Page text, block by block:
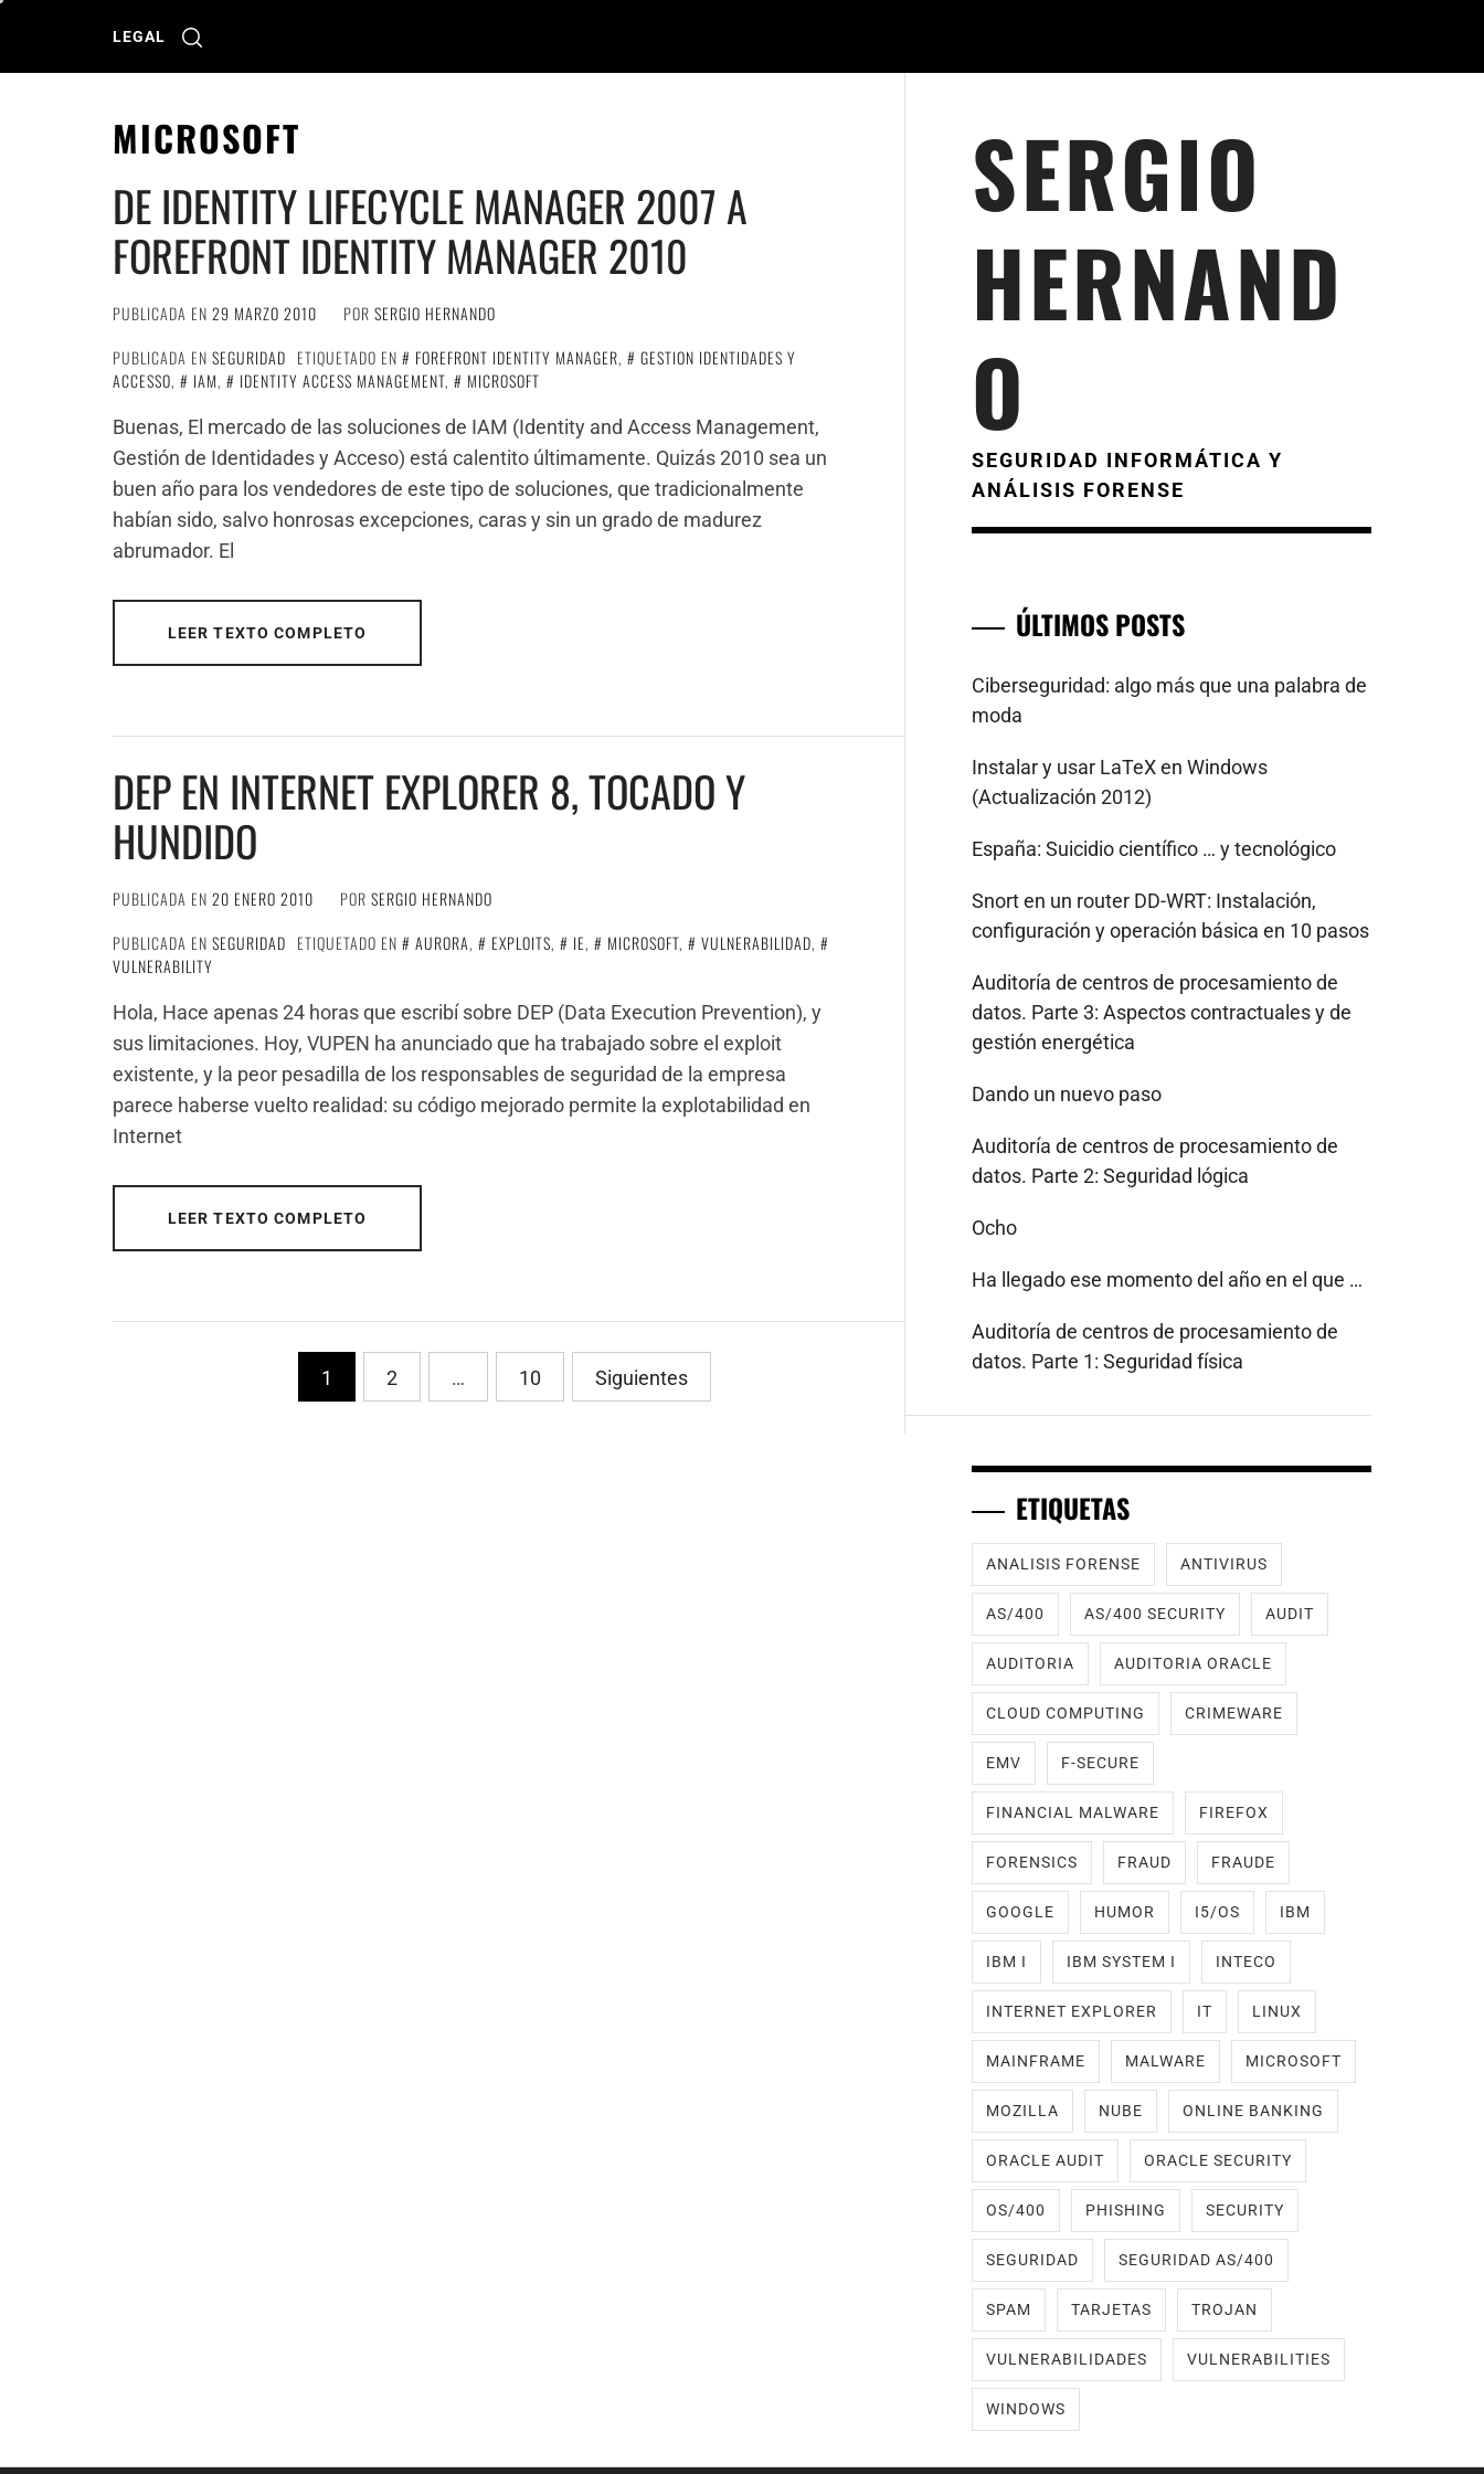
LEGAL
MICROSOFT
DE IDENTITY LIFECYCLE MANAGER 2007 A
FOREFRONT IDENTITY MANAGER 2010
PUBLICADA EN 29 MARZO 2010 POR SERGIO HERNANDO
PUBLICADA EN SEGURIDAD ETIQUETADO EN FOREFRONT IDENTITY MANAGER,
GESTION IDENTIDADES Y
ACCESSO, IAM, IDENTITY ACCESS MANAGEMENT,
MICROSOFT
Buenas, El mercado de las soluciones de IAM (Identity and Access Management,
Gestión de Identidades y Acceso) está calentito últimamente. Quizás 2010 sea un
buen año para los vendedores de este tipo de soluciones, que tradicionalmente
habían sido, salvo honrosas excepciones, caras y sin un grado de madurez
abrumador. El
LEER TEXTO COMPLETO
DEP EN INTERNET EXPLORER 8, TOCADO Y
HUNDIDO
PUBLICADA EN 20 ENERO 2010 POR SERGIO HERNANDO
PUBLICADA EN SEGURIDAD ETIQUETADO EN AURORA, EXPLOITS, IE, MICROSOFT, VULNERABILIDAD,
VULNERABILITY
Hola, Hace apenas 24 horas que escribí sobre DEP (Data Execution Prevention), y
sus limitaciones. Hoy, VUPEN ha anunciado que ha trabajado sobre el exploit
existente, y la peor pesadilla de los responsables de seguridad de la empresa
parece haberse vuelto realidad: su código mejorado permite la explotabilidad en
Internet
LEER TEXTO COMPLETO
1 2 … 10 Siguientes
SERGIO
HERNAND
O
SEGURIDAD INFORMÁTICA Y
ANÁLISIS FORENSE
ÚLTIMOS POSTS
Ciberseguridad: algo más que una palabra de
moda
Instalar y usar LaTeX en Windows
(Actualización 2012)
España: Suicidio científico … y tecnológico
Snort en un router DD-WRT: Instalación,
configuración y operación básica en 10 pasos
Auditoría de centros de procesamiento de
datos. Parte 3: Aspectos contractuales y de
gestión energética
Dando un nuevo paso
Auditoría de centros de procesamiento de
datos. Parte 2: Seguridad lógica
Ocho
Ha llegado ese momento del año en el que …
Auditoría de centros de procesamiento de
datos. Parte 1: Seguridad física
ETIQUETAS
ANALISIS FORENSE ANTIVIRUS
AS/400 AS/400 SECURITY AUDIT
AUDITORIA AUDITORIA ORACLE
CLOUD COMPUTING CRIMEWARE
EMV F-SECURE
FINANCIAL MALWARE FIREFOX
FORENSICS FRAUD FRAUDE
GOOGLE HUMOR I5/OS IBM
IBM I IBM SYSTEM I INTECO
INTERNET EXPLORER IT LINUX
MAINFRAME MALWARE MICROSOFT
MOZILLA NUBE ONLINE BANKING
ORACLE AUDIT ORACLE SECURITY
OS/400 PHISHING SECURITY
SEGURIDAD SEGURIDAD AS/400
SPAM TARJETAS TROJAN
VULNERABILIDADES VULNERABILITIES
WINDOWS